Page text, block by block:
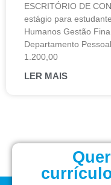
ESCRITÓRIO DE
estágio para
Humanos Gestão
Departamento
1.200,00
LER MAIS